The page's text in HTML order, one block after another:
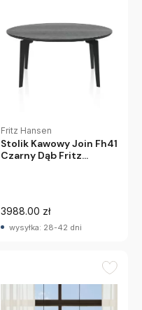
Fritz Hansen
Stolik Kawowy Join Fh41
Czarny Dąb Fritz
3988.00 zł
wysyłka: 28-42 dni